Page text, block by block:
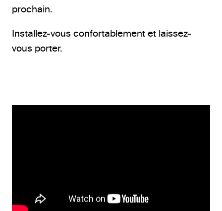
prochain.
Installez-vous confortablement et laissez-
vous porter.